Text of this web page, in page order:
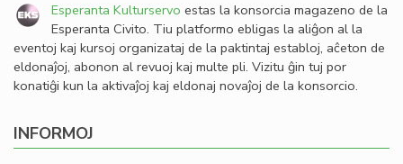
Esperanta Kulturservo estas la konsorcia magazeno de la
Esperanta Civito. Tiu platformo ebligas la aliĝon al la
eventoj kaj kursoj organizataj de la paktintaj establoj, aĉeton de
eldonaĵoj, abonon al revuoj kaj multe pli. Vizitu ĝin tuj por
konatiĝi kun la aktivaĵoj kaj eldonaj novaĵoj de la konsorcio.
INFORMOJ